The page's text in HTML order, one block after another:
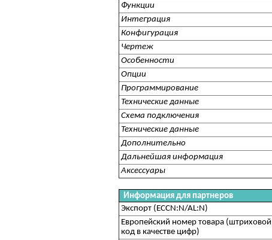
Функции
Интеграция
Конфигурация
Чертеж
Особенности
Опции
Программирование
Технические данные
Схема подключения
Технические данные
Дополнительно
Дальнейшая информация
Аксессуары
Информация для партнеров
Экспорт (ECCN:N/AL:N)
Европейский номер товара (штриховой
код в качестве цифр)